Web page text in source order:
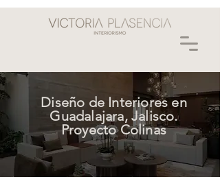
Diseño de Interiores en
Guadalajara, Jalisco.
Proyecto Colinas